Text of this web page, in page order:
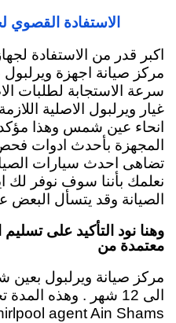
الاستفادة القصوي
اكبر قدر من الاستفادة
مركز صيانة اجهزة
سرعة الاستجابة لطلبات
غيار ويرلبول الاصلية
انحاء عين شمس وهذا
المجهزة بأحدث ادوات
تضاهى احدث سيارات
نعلمك بأننا سوف نوفر لك
الصيانة وقد يتسأل
وهنا نود التأكيد على
معتمدة من
الى 12 شهر . وهذه
agent Ain Shams